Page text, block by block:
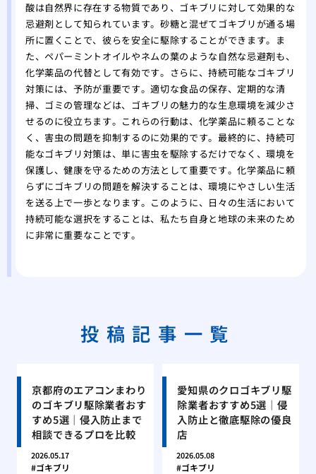
酸は自然界に存在する物質であり、ゴキブリに対して効果的な
忌避剤として知られています。砂糖と混ぜてゴキブリが通る場
所に置くことで、彼らを安全に駆除することができます。ま
た、ペパーミントオイルやネムの葉のような自然な忌避剤も、
化学薬品の代替として有効です。さらに、持続可能なゴキブリ
対策には、予防が重要です。適切な食品の保存、定期的な清
掃、ゴミの管理などは、ゴキブリの魅力的な生息環境を減少さ
せるのに役立ちます。これらの行動は、化学薬品に頼ることな
く、害虫の問題を抑制するのに効果的です。最終的に、持続可
能なゴキブリ対策は、単に害虫を駆除するだけでなく、環境を
保護し、健康を守るための方法として重要です。化学薬品に頼
らずにゴキブリの問題を解決することは、環境にやさしい生活
を送る上で一歩となります。このように、日々の生活において
持続可能な選択をすることは、私たち自身と地球の未来のため
に非常に重要なことです。
投稿記事一覧
京都府のエアコンまわり
のゴキブリ駆除業者おす
すめ5選｜侵入防止まで
相談できるプロを比較
2026.05.17
ゴキブリ
愛知県のクロゴキブリ駆
除業者おすすめ5選｜侵
入防止と徹底駆除の優良
店
2026.05.08
ゴキブリ